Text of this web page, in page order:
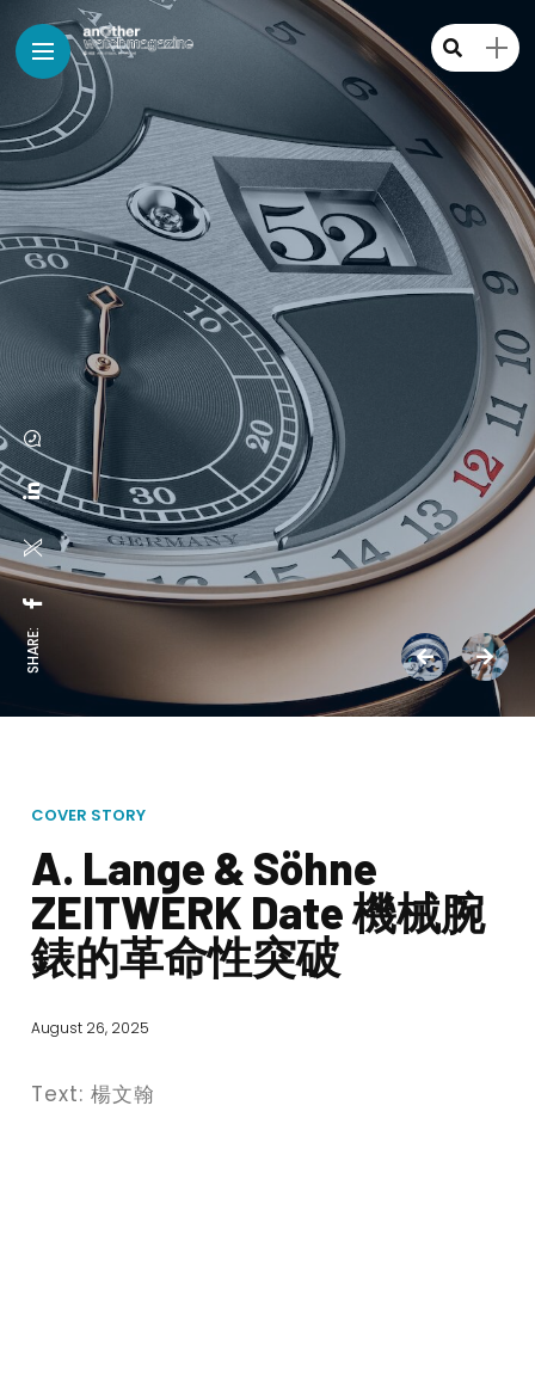
SHARE:
COVER STORY
A. Lange & Söhne
ZEITWERK Date 機械腕
錶的革命性突破
August 26, 2025
Text: 楊文翰